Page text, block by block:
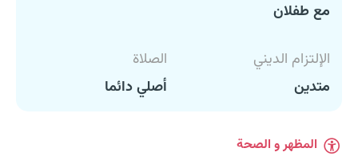
مع طفلان
الإلتزام الديني
متدين
الصلاة
أصلي دائما
المظهر و الصحة